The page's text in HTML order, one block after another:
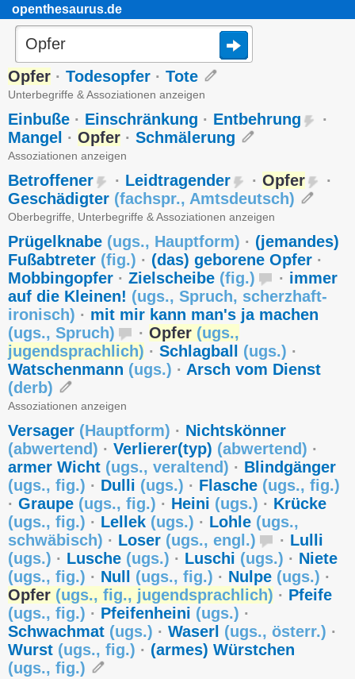
openthesaurus.de
Opfer · Todesopfer · Tote
Unterbegriffe & Assoziationen anzeigen
Einbuße · Einschränkung · Entbehrung
·
Mangel · Opfer · Schmälerung
Assoziationen anzeigen
Betroffener · Leidtragender · Opfer
·
Geschädigter (fachspr., Amtsdeutsch)
Oberbegriffe, Unterbegriffe & Assoziationen anzeigen
Prügelknabe (ugs., Hauptform) · (jemandes)
Fußabtreter (fig.) · (das) geborene Opfer ·
Mobbingopfer · Zielscheibe (fig.) · immer
auf die Kleinen! (ugs., Spruch, scherzhaft-
ironisch) · mit mir kann man's ja machen
(ugs., Spruch) · Opfer (ugs.,
jugendsprachlich) · Schlagball (ugs.) ·
Watschenmann (ugs.) · Arsch vom Dienst
(derb)
Assoziationen anzeigen
Versager (Hauptform) · Nichtskönner
(abwertend) · Verlierer(typ) (abwertend) ·
armer Wicht (ugs., veraltend) · Blindgänger
(ugs., fig.) · Dulli (ugs.) · Flasche (ugs., fig.)
· Graupe (ugs., fig.) · Heini (ugs.) · Krücke
(ugs., fig.) · Lellek (ugs.) · Lohle (ugs.,
schwäbisch) · Loser (ugs., engl.) · Lulli
(ugs.) · Lusche (ugs.) · Luschi (ugs.) · Niete
(ugs., fig.) · Null (ugs., fig.) · Nulpe (ugs.) ·
Opfer (ugs., fig., jugendsprachlich) · Pfeife
(ugs., fig.) · Pfeifenheini (ugs.) ·
Schwachmat (ugs.) · Waserl (ugs., österr.) ·
Wurst (ugs., fig.) · (armes) Würstchen
(ugs., fig.)